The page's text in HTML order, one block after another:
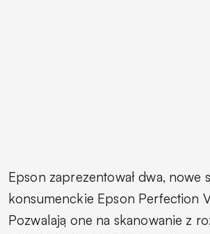
Epson zaprezentował dwa, nowe
konsumenckie Epson Perfection
Pozwalają one na skanowanie z